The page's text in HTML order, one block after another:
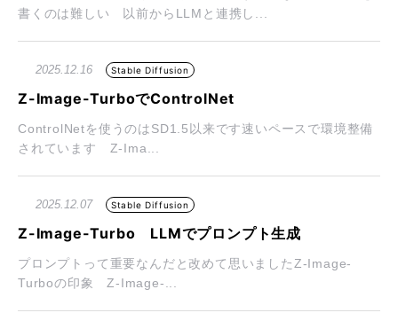
書くのは難しい 以前からLLMと連携し...
2025.12.16 Stable Diffusion
Z-Image-TurboでControlNet
ControlNetを使うのはSD1.5以来です速いペースで環境整備
されています Z-Ima...
2025.12.07 Stable Diffusion
Z-Image-Turbo LLMでプロンプト生成
プロンプトって重要なんだと改めて思いましたZ-Image-
Turboの印象 Z-Image-...